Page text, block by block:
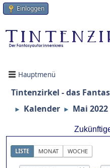
Einloggen
Hauptmenü
Tintenzirkel - das
► Kalender ► Mai 2022
LISTE MONAT WOCHE